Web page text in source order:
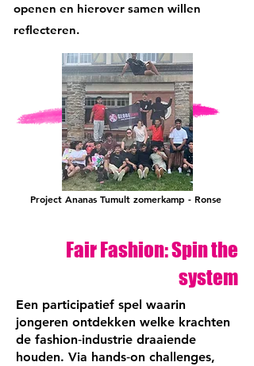
openen en hierover samen willen
reflecteren.
Project Ananas Tumult zomerkamp - Ronse
Fair Fashion: Spin the
system
Een participatief spel waarin
jongeren ontdekken welke krachten
de fashion‑industrie draaiende
houden. Via hands‑on challenges,